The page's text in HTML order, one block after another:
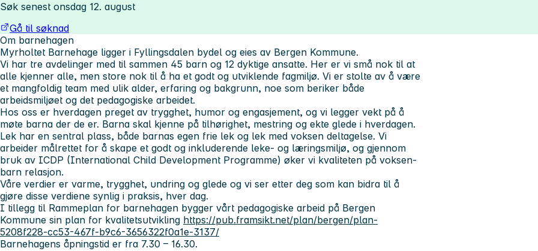
Søk senest onsdag 12. august
Gå til søknad
Om barnehagen
Myrholtet Barnehage ligger i Fyllingsdalen bydel og eies av Bergen Kommune.
Vi har tre avdelinger med til sammen 45 barn og 12 dyktige ansatte. Her er vi små nok til at
alle kjenner alle, men store nok til å ha et godt og utviklende fagmiljø. Vi er stolte av å være
et mangfoldig team med ulik alder, erfaring og bakgrunn, noe som beriker både
arbeidsmiljøet og det pedagogiske arbeidet.
Hos oss er hverdagen preget av trygghet, humor og engasjement, og vi legger vekt på å
møte barna der de er. Barna skal kjenne på tilhørighet, mestring og ekte glede i hverdagen.
Lek har en sentral plass, både barnas egen frie lek og lek med voksen deltagelse. Vi
arbeider målrettet for å skape et godt og inkluderende leke- og læringsmiljø, og gjennom
bruk av ICDP (International Child Development Programme) øker vi kvaliteten på voksen-
barn relasjon.
Våre verdier er varme, trygghet, undring og glede og vi ser etter deg som kan bidra til å
gjøre disse verdiene synlig i praksis, hver dag.
I tillegg til Rammeplan for barnehagen bygger vårt pedagogiske arbeid på Bergen
Kommune sin plan for kvalitetsutvikling https://pub.framsikt.net/plan/bergen/plan-
5208f228-cc53-467f-b9c6-3656322f0a1e-3137/
Barnehagens åpningstid er fra 7.30 – 16.30.